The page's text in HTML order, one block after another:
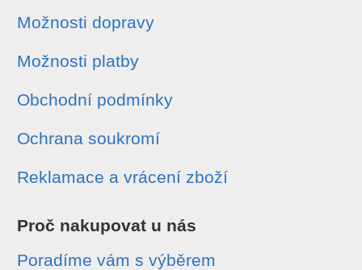
Možnosti dopravy
Možnosti platby
Obchodní podmínky
Ochrana soukromí
Reklamace a vrácení zboží
Proč nakupovat u nás
Poradíme vám s výběrem